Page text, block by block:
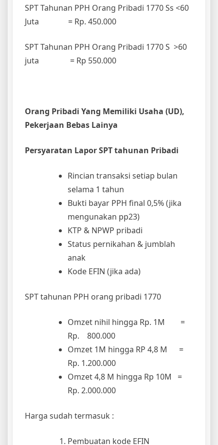
SPT Tahunan PPH Orang Pribadi 1770 Ss <60
Juta = Rp. 450.000
SPT Tahunan PPH Orang Pribadi 1770 S >60
juta = Rp 550.000
Orang Pribadi Yang Memiliki Usaha (UD),
Pekerjaan Bebas Lainya
Persyaratan Lapor SPT tahunan Pribadi
Rincian transaksi setiap bulan
selama 1 tahun
Bukti bayar PPH final 0,5% (jika
mengunakan pp23)
KTP & NPWP pribadi
Status pernikahan & jumblah
anak
Kode EFIN (jika ada)
SPT tahunan PPH orang pribadi 1770
Omzet nihil hingga Rp. 1M =
Rp. 800.000
Omzet 1M hingga RP 4,8 M =
Rp. 1.200.000
Omzet 4,8 M hingga Rp 10M =
Rp. 2.000.000
Harga sudah termasuk :
Pembuatan kode EFIN